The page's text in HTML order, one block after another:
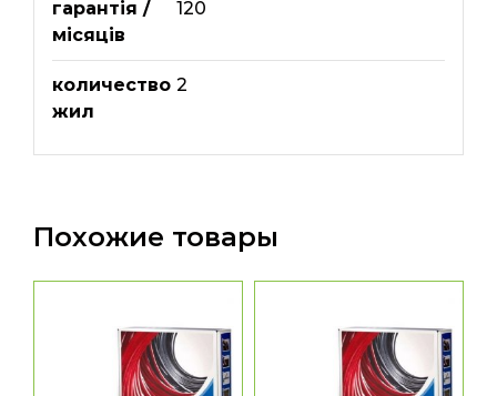
гарантія /
місяців
120
количество
жил
2
Похожие товары